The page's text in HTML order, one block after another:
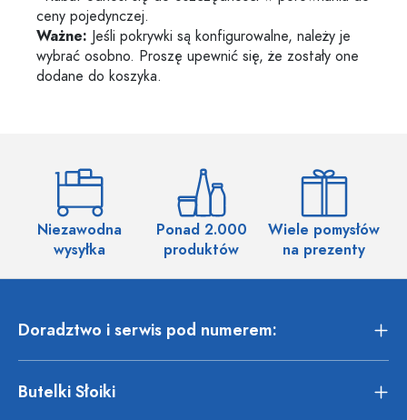
ceny pojedynczej.
Ważne: Jeśli pokrywki są konfigurowalne, należy je
wybrać osobno. Proszę upewnić się, że zostały one
dodane do koszyka.
Niezawodna
wysyłka
Ponad 2.000
produktów
Wiele pomysłów
na prezenty
Doradztwo i serwis pod numerem:
Butelki Słoiki